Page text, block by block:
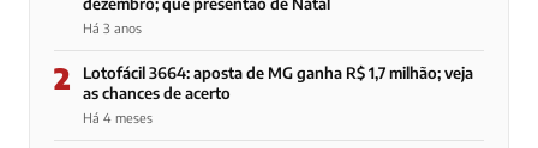
dezembro; que presentão de Natal
Há 3 anos
2
Lotofácil 3664: aposta de MG ganha R$ 1,7 milhão; veja
as chances de acerto
Há 4 meses